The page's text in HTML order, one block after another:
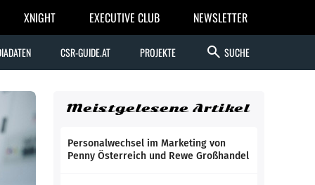
XNIGHT EXECUTIVE CLUB NEWSLETTER
CSR-GUIDE.AT PROJEKTE search SUCHE
Meistgelesene Artikel
Personalwechsel im Marketing von
Penny Österreich und Rewe Großhandel